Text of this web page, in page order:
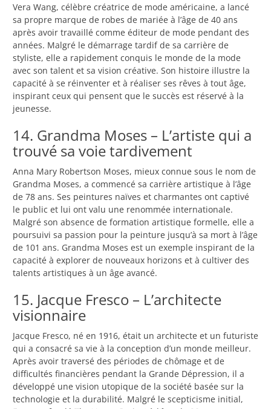
Vera Wang, célèbre créatrice de mode américaine, a lancé
sa propre marque de robes de mariée à l’âge de 40 ans
après avoir travaillé comme éditeur de mode pendant des
années. Malgré le démarrage tardif de sa carrière de
styliste, elle a rapidement conquis le monde de la mode
avec son talent et sa vision créative. Son histoire illustre la
capacité à se réinventer et à réaliser ses rêves à tout âge,
inspirant ceux qui pensent que le succès est réservé à la
jeunesse.
14. Grandma Moses – L’artiste qui a
trouvé sa voie tardivement
Anna Mary Robertson Moses, mieux connue sous le nom de
Grandma Moses, a commencé sa carrière artistique à l’âge
de 78 ans. Ses peintures naïves et charmantes ont captivé
le public et lui ont valu une renommée internationale.
Malgré son absence de formation artistique formelle, elle a
poursuivi sa passion pour la peinture jusqu’à sa mort à l’âge
de 101 ans. Grandma Moses est un exemple inspirant de la
capacité à explorer de nouveaux horizons et à cultiver des
talents artistiques à un âge avancé.
15. Jacque Fresco – L’architecte
visionnaire
Jacque Fresco, né en 1916, était un architecte et un futuriste
qui a consacré sa vie à la conception d’un monde meilleur.
Après avoir traversé des périodes de chômage et de
difficultés financières pendant la Grande Dépression, il a
développé une vision utopique de la société basée sur la
technologie et la durabilité. Malgré le scepticisme initial,